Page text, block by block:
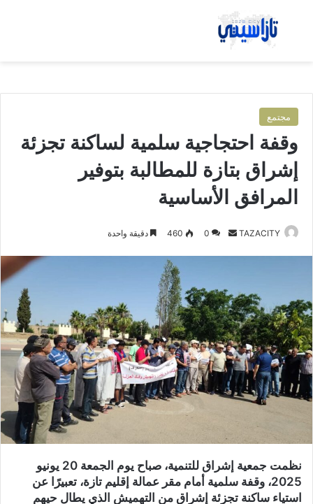
بحث عن
مجتمع
وقفة احتجاجية سلمية لساكنة تجزئة
إشراق بتازة للمطالبة بتوفير
المرافق الأساسية
TAZACITY
ب
ر
ي
د
ا
إ
ل
و
ن
ي
0
460 دقيقة واحدة
نظمت جمعية إشراق للتنمية، صباح يوم الجمعة 20 يونيو
2025، وقفة سلمية أمام مقر عمالة إقليم تازة، تعبيرًا عن
استياء ساكنة تجزئة إشراق من التهميش الذي يطال حيهم